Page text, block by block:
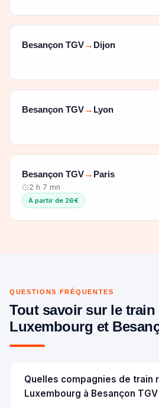
Besançon TGV→ Dijon
Besançon TGV→ Lyon
Besançon TGV→ Paris
2 h 7 mn
À partir de 26€
QUESTIONS FRÉQUENTES
Tout savoir sur le train
Luxembourg et
Quelles compagnies de train
Luxembourg à Besançon TGV